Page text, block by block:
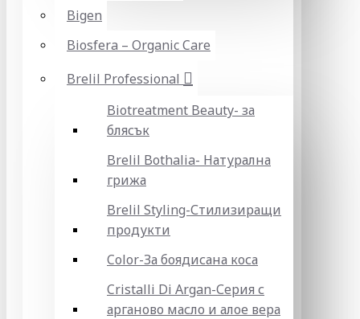
Bigen
Biosfera – Organic Care
Brelil Professional
Biotreatment Beauty- за
блясък
Brelil Bothalia- Натурална
грижа
Brelil Styling-Стилизиращи
продукти
Color-За боядисана коса
Cristalli Di Argan-Серия с
арганово масло и алое вера